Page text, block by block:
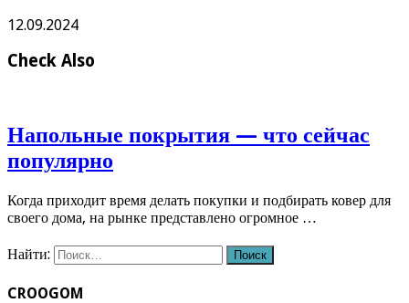
12.09.2024
Check Also
Напольные покрытия — что сейчас
популярно
Когда приходит время делать покупки и подбирать ковер для
своего дома, на рынке представлено огромное …
Найти:
CROOGOM